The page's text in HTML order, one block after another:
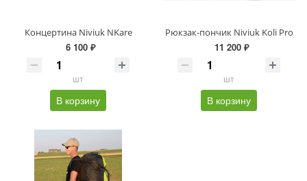
Концертина Niviuk NKare
6 100 ₽
шт
В корзину
Рюкзак-пончик Niviuk Koli Pro
11 200 ₽
шт
В корзину